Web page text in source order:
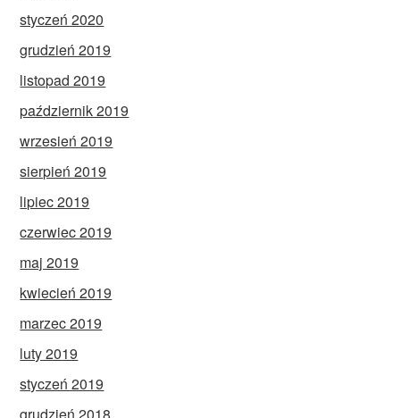
styczeń 2020
grudzień 2019
listopad 2019
październik 2019
wrzesień 2019
sierpień 2019
lipiec 2019
czerwiec 2019
maj 2019
kwiecień 2019
marzec 2019
luty 2019
styczeń 2019